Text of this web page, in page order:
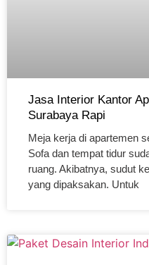
Jasa Interior Kantor
Surabaya Rapi
Meja kerja di apartemen
Sofa dan tempat tidur
ruang. Akibatnya, sudut
yang dipaksakan. Untuk